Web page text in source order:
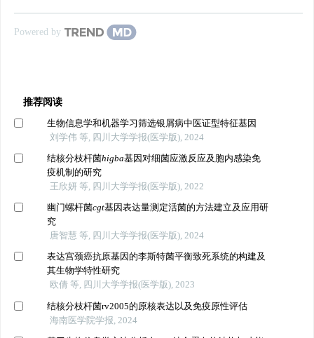
Powered by
推荐阅读
生物信息学和机器学习筛选银屑病中医证型特征基因
刘学伟 等, 四川大学学报(医学版), 2024
结核分枝杆菌higba基因对细菌应激反应及胞内感染免
疫机制的研究
王欣妍 等, 四川大学学报(医学版), 2022
幽门螺杆菌cgt基因表达量测定活菌的方法建立及应用研
究
唐智慧 等, 四川大学学报(医学版), 2024
表达宫颈癌抗原基因的李斯特菌平衡致死系统的构建及
其生物学特性研究
欧倩 等, 四川大学学报(医学版), 2023
结核分枝杆菌rv2005的原核表达以及免疫原性评估
海南医学院学报, 2024